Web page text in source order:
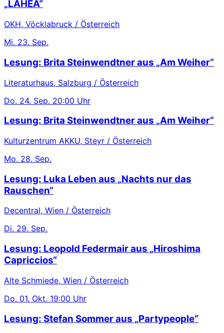
„LAHEA“
OKH, Vöcklabruck / Österreich
Mi. 23. Sep.
Lesung: Brita Steinwendtner aus „Am Weiher“
Literaturhaus, Salzburg / Österreich
Do. 24. Sep. 20:00 Uhr
Lesung: Brita Steinwendtner aus „Am Weiher“
Kulturzentrum AKKU, Steyr / Österreich
Mo. 28. Sep.
Lesung: Luka Leben aus „Nachts nur das
Rauschen“
Decentral, Wien / Österreich
Di. 29. Sep.
Lesung: Leopold Federmair aus „Hiroshima
Capriccios“
Alte Schmiede, Wien / Österreich
Do. 01. Okt. 19:00 Uhr
Lesung: Stefan Sommer aus „Partypeople“